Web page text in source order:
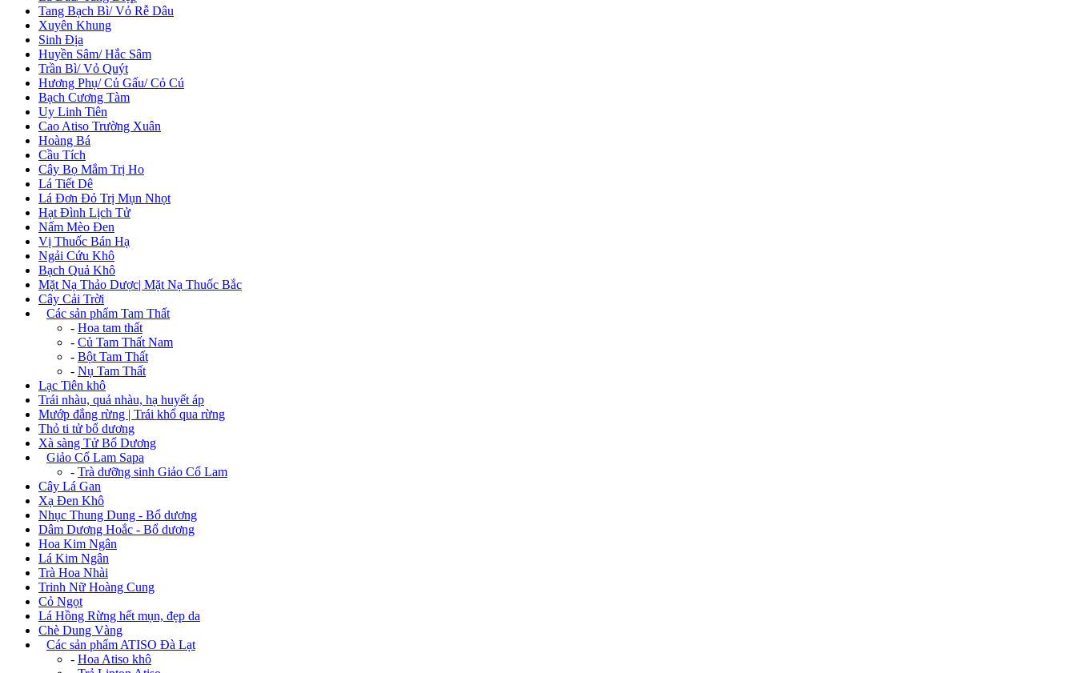
Tang Bạch Bì/ Vỏ Rễ Dâu
Xuyên Khung
Sinh Địa
Huyền Sâm/ Hắc Sâm
Trần Bì/ Vỏ Quýt
Hương Phụ/ Củ Gấu/ Cỏ Cú
Bạch Cương Tàm
Uy Linh Tiên
Cao Atiso Trường Xuân
Hoàng Bá
Cầu Tích
Cây Bọ Mắm Trị Ho
Lá Tiết Dê
Lá Đơn Đỏ Trị Mụn Nhọt
Hạt Đình Lịch Tử
Nấm Mèo Đen
Vị Thuốc Bán Hạ
Ngải Cứu Khô
Bạch Quả Khô
Mặt Nạ Thảo Dược| Mặt Nạ Thuốc Bắc
Cây Cải Trời
Các sản phẩm Tam Thất
- Hoa tam thất
- Củ Tam Thất Nam
- Bột Tam Thất
- Nụ Tam Thất
Lạc Tiên khô
Trái nhàu, quả nhàu, hạ huyết áp
Mướp đắng rừng | Trái khổ qua rừng
Thỏ ti tử bổ dương
Xà sàng Tử Bổ Dương
Giảo Cổ Lam Sapa
- Trà dưỡng sinh Giảo Cổ Lam
Cây Lá Gan
Xạ Đen Khô
Nhục Thung Dung - Bổ dương
Dâm Dương Hoắc - Bổ dương
Hoa Kim Ngân
Lá Kim Ngân
Trà Hoa Nhài
Trinh Nữ Hoàng Cung
Cỏ Ngọt
Lá Hồng Rừng hết mụn, đẹp da
Chè Dung Vàng
Các sản phẩm ATISO Đà Lạt
- Hoa Atiso khô